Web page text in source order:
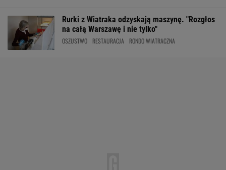
Rurki z Wiatraka odzyskają maszynę. "Rozgłos
na całą Warszawę i nie tylko"
OSZUSTWO RESTAURACJA RONDO WIATRACZNA